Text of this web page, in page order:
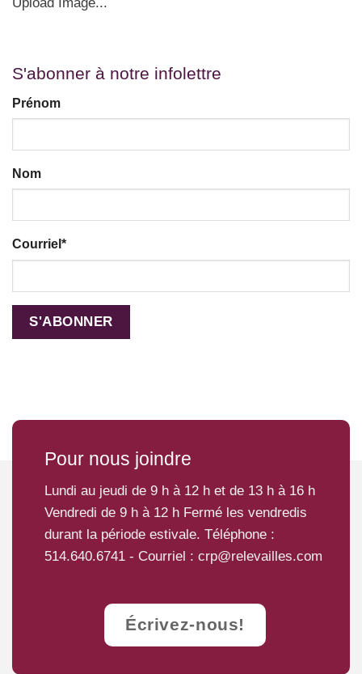
S'abonner à notre infolettre
Prénom
Nom
Courriel *
Pour nous joindre
Lundi au jeudi de 9 h à 12 h et de 13 h à 16 h
Vendredi de 9 h à 12 h Fermé les vendredis
durant la période estivale. Téléphone :
514.640.6741 - Courriel : crp@relevailles.com
Écrivez-nous!